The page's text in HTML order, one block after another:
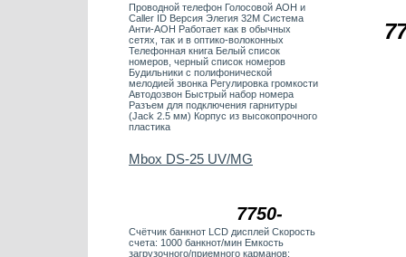
Проводной телефон Голосовой АОН и
Caller ID Версия Элегия 32М Система
Анти-АОН Работает как в обычных
сетях, так и в оптико-волоконных
Телефонная книга Белый список
номеров, черный список номеров
Будильники с полифонической
мелодией звонка Регулировка громкости
Автодозвон Быстрый набор номера
Разъем для подключения гарнитуры
(Jack 2.5 мм) Корпус из высокопрочного
пластика
7750-
Mbox DS-25 UV/MG
Счётчик банкнот LCD дисплей Скорость
счета: 1000 банкнот/мин Емкость
загрузочного/приемного карманов: